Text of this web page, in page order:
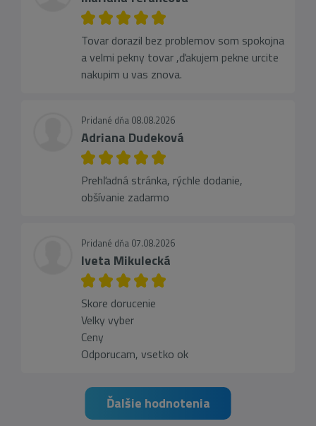
Tovar dorazil bez problemov som spokojna
a velmi pekny tovar ,ďakujem pekne urcite
nakupim u vas znova.
Pridané dňa 08.08.2026
Adriana Dudeková
Prehľadná stránka, rýchle dodanie,
obšívanie zadarmo
Pridané dňa 07.08.2026
Iveta Mikulecká
Skore dorucenie
Velky vyber
Ceny
Odporucam, vsetko ok
Ďalšie hodnotenia